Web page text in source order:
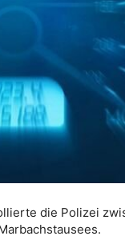
die Polizei